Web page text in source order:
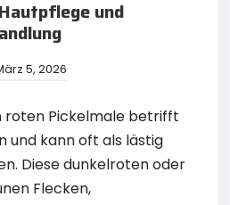
und
5, 2026
roten Pickelmale betrifft
und kann oft als lästig
Diese dunkelroten oder
Flecken,